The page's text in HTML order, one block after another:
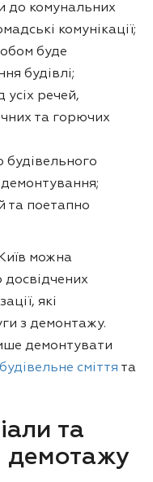
до комунальних
комунікації;
буде
будівлі;
усіх речей,
та горючих
будівельного
та поетапно
можна
досвідчених
які
з демонтажу.
демонтувати
сміття та
та
демотажу